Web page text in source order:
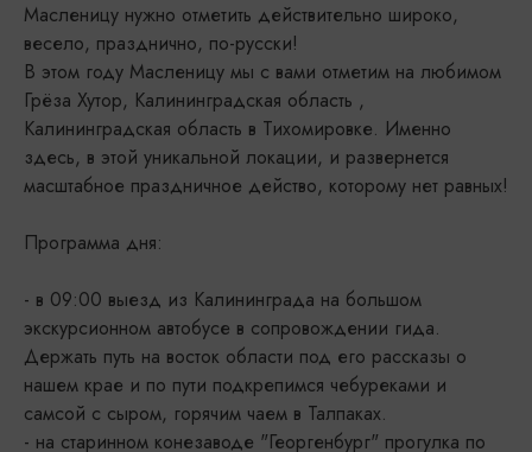
Масленицу нужно отметить действительно широко,
весело, празднично, по-русски!
В этом году Масленицу мы с вами отметим на любимом
Грёза Хутор, Калининградская область ,
Калининградская область в Тихомировке. Именно
здесь, в этой уникальной локации, и развернется
масштабное праздничное действо, которому нет равных!
Программа дня:
- в 09:00 выезд из Калининграда на большом
экскурсионном автобусе в сопровождении гида.
Держать путь на восток области под его рассказы о
нашем крае и по пути подкрепимся чебуреками и
самсой с сыром, горячим чаем в Талпаках.
- на старинном конезаводе "Георгенбург" прогулка по